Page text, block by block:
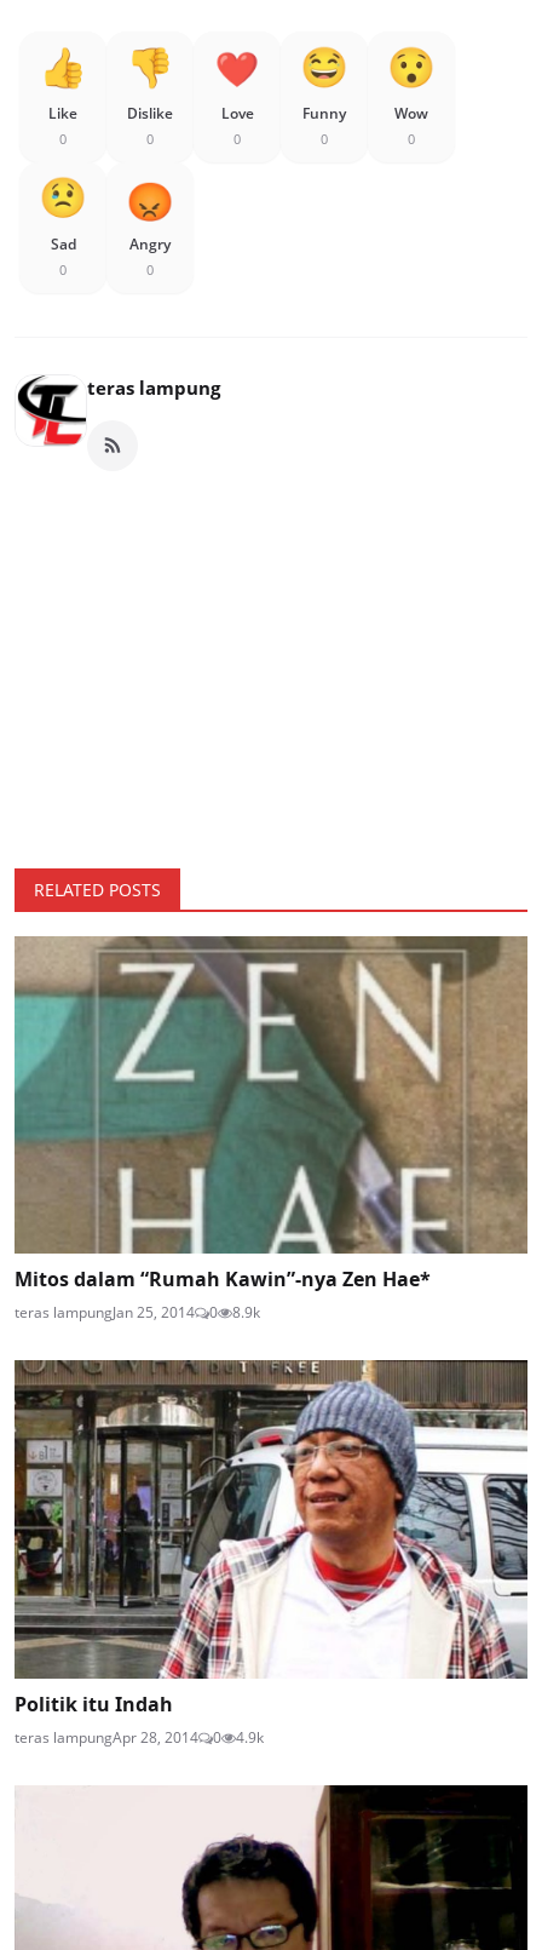
Like
0
Dislike
0
Love
0
Funny
0
Wow
0
Sad
0
Angry
0
teras lampung
RELATED POSTS
Mitos dalam “Rumah Kawin”-nya Zen Hae*
teras lampungJan 25, 2014 0 8.9k
Politik itu Indah
teras lampungApr 28, 2014 0 4.9k